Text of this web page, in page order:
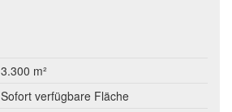
3.300 m²
Sofort verfügbare Fläche